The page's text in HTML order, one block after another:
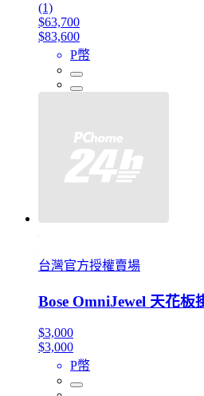
(1)
$63,700
$83,600
P幣
台灣官方授權賣場
Bose OmniJewel 天花板
$3,000
$3,000
P幣